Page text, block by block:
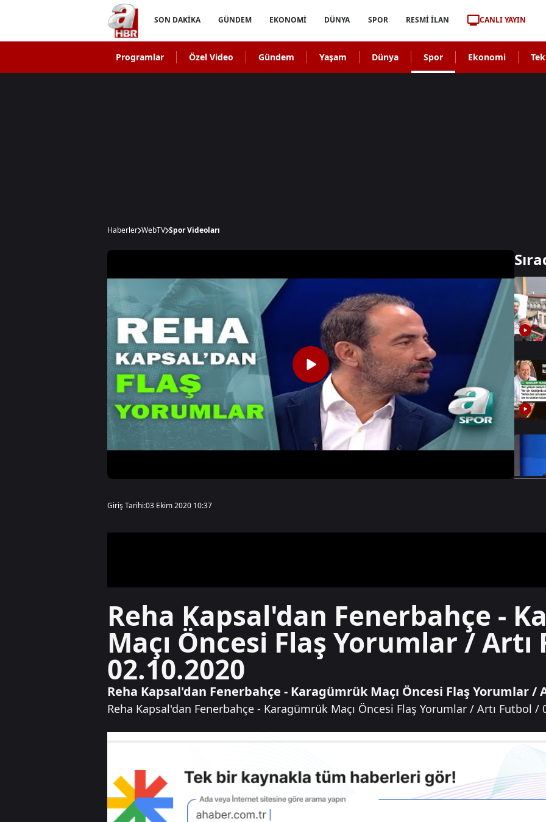
SON DAKİKA GÜNDEM EKONOMİ DÜNYA SPOR RESMİ İLAN CANLI YAYIN
Programlar Özel Video Gündem Yaşam Dünya Spor Ekonomi
Haberler WebTV Spor Videoları
Giriş Tarihi:03 Ekim 2020 10:37
Reha Kapsal'dan Fenerbahçe -
Maçı Öncesi Flaş Yorumlar /
02.10.2020
Reha Kapsal'dan Fenerbahçe - Karagümrük Maçı Öncesi Flaş Yorumlar /
Reha Kapsal'dan Fenerbahçe - Karagümrük Maçı Öncesi Flaş Yorumlar / Artı Futbol /